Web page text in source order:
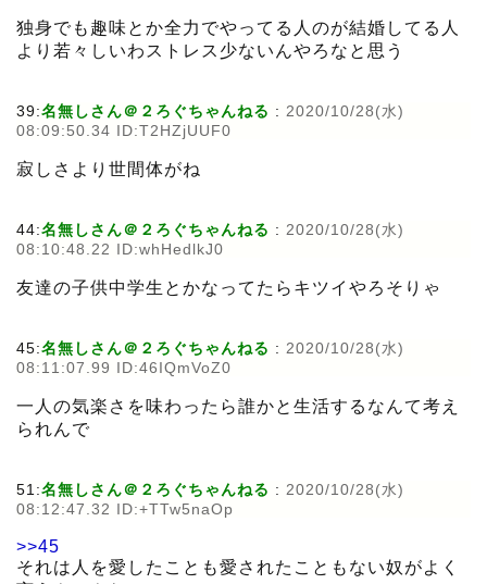
独身でも趣味とか全力でやってる人のが結婚してる人
より若々しいわストレス少ないんやろなと思う
39:名無しさん＠２ろぐちゃんねる : 2020/10/28(水)
08:09:50.34 ID:T2HZjUUF0
寂しさより世間体がね
44:名無しさん＠２ろぐちゃんねる : 2020/10/28(水)
08:10:48.22 ID:whHedlkJ0
友達の子供中学生とかなってたらキツイやろそりゃ
45:名無しさん＠２ろぐちゃんねる : 2020/10/28(水)
08:11:07.99 ID:46IQmVoZ0
一人の気楽さを味わったら誰かと生活するなんて考え
られんで
51:名無しさん＠２ろぐちゃんねる : 2020/10/28(水)
08:12:47.32 ID:+TTw5naOp
>>45
それは人を愛したことも愛されたこともない奴がよく